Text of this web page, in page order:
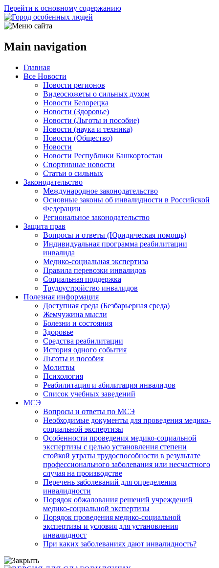
Перейти к основному содержанию
Main navigation
Главная
Все Новости
Новости регионов
Видеосюжеты о сильных духом
Новости Белорецка
Новости (Здоровье)
Новости (Льготы и пособие)
Новости (наука и техника)
Новости (Общество)
Новости
Новости Республики Башкортостан
Спортивные новости
Статьи о сильных
Законодательство
Международное законодательство
Основные законы об инвалидности в Российской
Федерации
Региональное законодательство
Защита прав
Вопросы и ответы (Юридическая помощь)
Индивидуальная программа реабилитации
инвалида
Медико-социальная экспертиза
Правила перевозки инвалидов
Социальная поддержка
Трудоустройство инвалидов
Полезная информация
Доступная среда (Безбарьерная среда)
Жемчужина мысли
Болезни и состояния
Здоровье
Средства реабилитации
История одного события
Льготы и пособия
Молитвы
Психология
Реабилитация и абилитация инвалидов
Список учебных заведений
МСЭ
Вопросы и ответы по МСЭ
Необходимые документы для проведения медико-
социальной экспертизы
Особенности проведения медико-социальной
экспертизы с целью установления степени
стойкой утраты трудоспособности в результате
профессионального заболевания или несчастного
случая на производстве
Перечень заболеваний для определения
инвалидности
Порядок обжалования решений учреждений
медико-социальной экспертизы
Порядок проведения медико-социальной
экспертизы и условия для установления
инвалидност
При каких заболеваниях дают инвалидность?